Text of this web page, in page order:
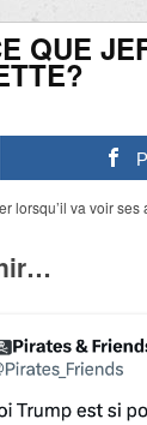
QUE
lorsqu’il va voir